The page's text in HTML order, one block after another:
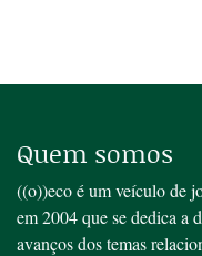
Quem somos
((o))eco é um veículo de
em 2004 que se dedica a
avanços dos temas